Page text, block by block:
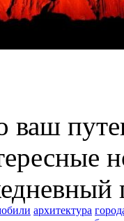
ваш
архитектура